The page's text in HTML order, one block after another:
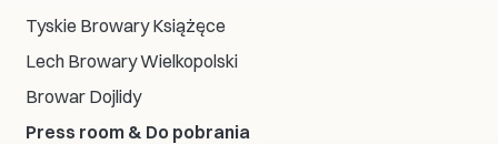
Tyskie Browary Książęce
Lech Browary Wielkopolski
Browar Dojlidy
Press room & Do pobrania